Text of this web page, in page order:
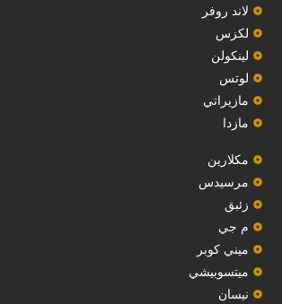
لاند روفر
لكزس
لينكولن
‏لوتس‏
مازيراتي
مازدا
مكلارين
مرسيدس
‏زئبق‏
م جي
ميني كوبر
ميتسوبيشي
نيسان